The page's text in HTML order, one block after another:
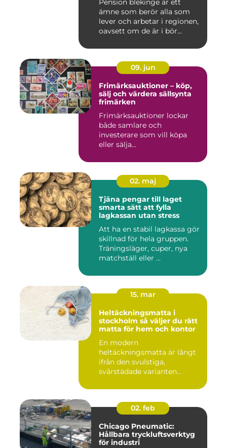
Pension blekinge är ett
ämne som berör alla som
lever och arbetar i regionen,
oavsett om de är i bör...
09. jun
Frimärksauktioner – köp,
sälj och värdera sällsynta
frimärken
Frimärksauktioner lockar
både samlare och
investerare som vill köpa
eller sälja...
02. maj
Tjäna pengar till laget
smarta sätt att fylla
lagkassan utan stress
Att ha en stabil lagkassa gör
skillnad för hela gruppen.
Träningsläger, cuper, nya
matchställ eller ...
15. mar
Heltäckningsmatta i
stockholm så väljer du rätt
matta för hem och kontor
En modern
heltäckningsmatta är långt
ifrån den svulstiga,
svårstädade varianten
02. feb
Chicago Pneumatic:
Hållbara tryckluftsverktyg
för industri